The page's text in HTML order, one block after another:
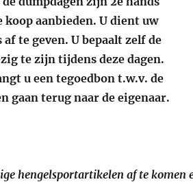
aanbieden. U dient uw
te geven. U bepaalt zelf de
te zijn tijdens deze dagen.
u een tegoedbon t.w.v. de
gaan terug naar de eigenaar.
hengelsportartikelen af te komen